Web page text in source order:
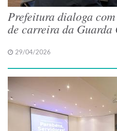
Prefeitura dialoga
de carreira da
29/04/2026